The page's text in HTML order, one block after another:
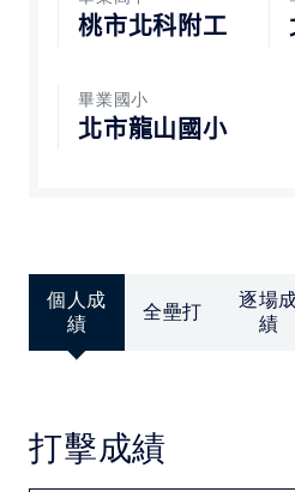
教育部體育署
中華民國大專院校體育總會
桃市北科附工
畢業國小
北市龍山國小
個人成
績
全壘打
逐場
績
打擊成績